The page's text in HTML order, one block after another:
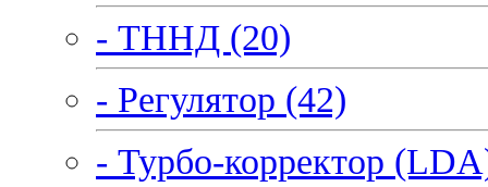
- ТННД (20)
- Регулятор (42)
- Турбо-корректор